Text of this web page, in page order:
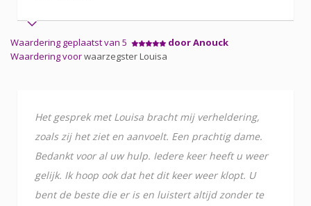
Waardering geplaatst van 5
door Anouck
Waardering voorwaarzegster Louisa
Het gesprek met Louisa bracht mij verheldering,
zoals zij het ziet en aanvoelt. Een prachtig dame.
Bedankt voor al uw hulp. Iedere keer heeft u weer
gelijk. Ik hoop ook dat het dit keer weer klopt. U
bent de beste die er is en luistert altijd zonder te